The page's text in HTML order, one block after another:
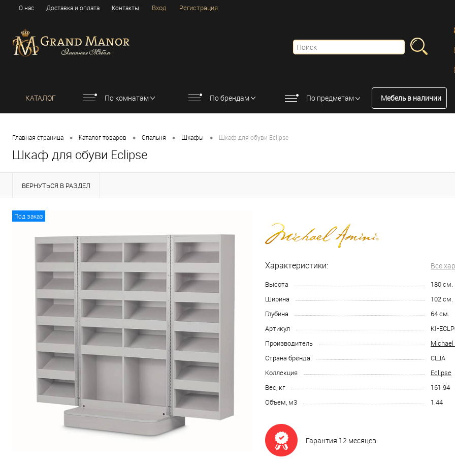
О нас Доставка и оплата Контакты Вход Регистрация
КАТАЛОГ По комнатам По брендам По предметам Мебель в наличии
Главная страница • Каталог товаров • Спальня • Шкафы • Шкаф для обуви Eclipse
Шкаф для обуви Eclipse
ВЕРНУТЬСЯ В РАЗДЕЛ
Под заказ
Характеристики: Все
Высота 180см.
Ширина
102см.
Глубина
64см.
Артикул
KI-
Производитель
Страна бренда
США
Коллекция
Eclipse
Вес, кг
161.94
Объем, м3
1.44
Гарантия 12 месяцев